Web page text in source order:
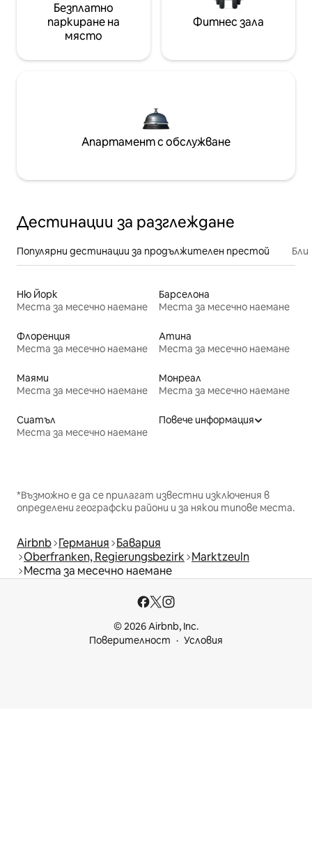
Безплатно
паркиране на
място
Фитнес зала
Апартамент с обслужване
Дестинации за разглеждане
Популярни дестинации за продължителен престой
Ню Йорк
Места за месечно наемане
Барселона
Места за месечно наемане
Флоренция
Места за месечно наемане
Атина
Места за месечно наемане
Маями
Места за месечно наемане
Монреал
Места за месечно наемане
Сиатъл
Места за месечно наемане
Повече информация
*Възможно е да се прилагат известни изключения в
определени географски райони и за някои типове места.
Airbnb Германия Бавария
Oberfranken, Regierungsbezirk Marktzeuln
Места за месечно наемане
© 2026 Airbnb, Inc.
Поверителност
Условия